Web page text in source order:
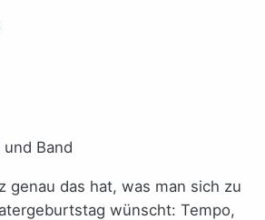
genau das hat, was man sich zu
wünscht: Tempo,